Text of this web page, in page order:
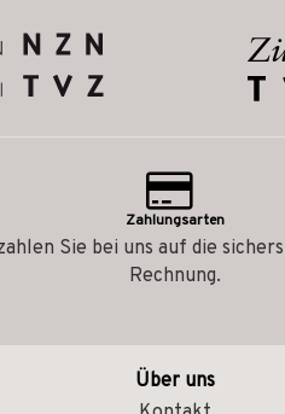
Zahlungsarten
Sie bei uns auf die
Rechnung.
Über uns